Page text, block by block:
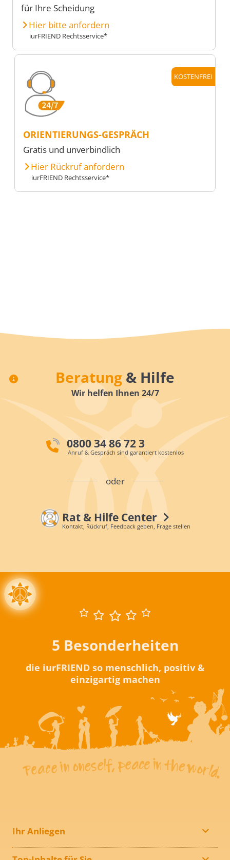
für Ihre Scheidung
Hier bitte anfordern
iurFRIEND Rechtsservice*
KOSTENFREI
ORIENTIERUNGS-GESPRÄCH
Gratis und unverbindlich
Hier Rückruf anfordern
iurFRIEND Rechtsservice*
Beratung & Hilfe
Wir helfen Ihnen 24/7
0800 34 86 72 3
Anruf & Gespräch sind garantiert kostenlos
oder
Rat & Hilfe Center
Kontakt, Rückruf, Feedback geben, Frage stellen
5 Besonderheiten
die iurFRIEND so menschlich, positiv &
einzigartig machen
Ihr Anliegen